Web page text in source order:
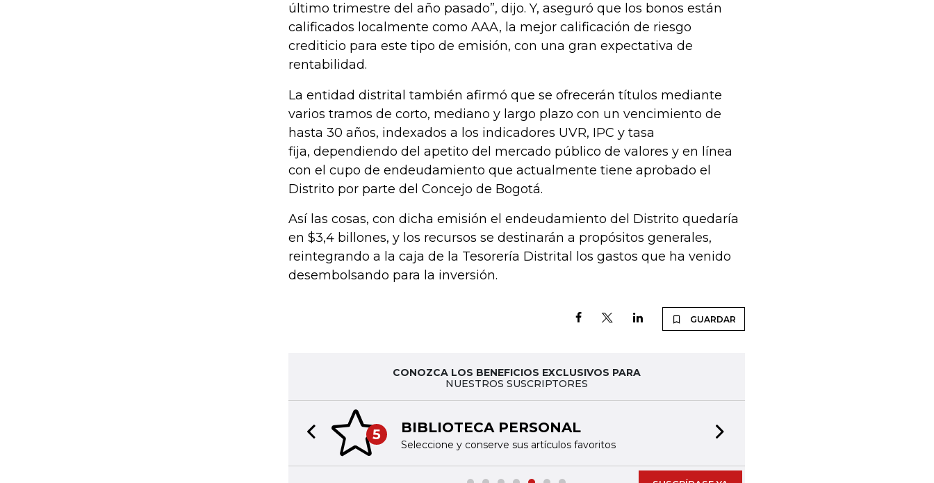
último trimestre del año pasado”, dijo. Y, aseguró que los bonos están
calificados localmente como AAA, la mejor calificación de riesgo
crediticio para este tipo de emisión, con una gran expectativa de
rentabilidad.
La entidad distrital también afirmó que se ofrecerán títulos mediante
varios tramos de corto, mediano y largo plazo con un vencimiento de
hasta 30 años, indexados a los indicadores UVR, IPC y tasa
fija, dependiendo del apetito del mercado público de valores y en línea
con el cupo de endeudamiento que actualmente tiene aprobado el
Distrito por parte del Concejo de Bogotá.
Así las cosas, con dicha emisión el endeudamiento del Distrito quedaría
en $3,4 billones, y los recursos se destinarán a propósitos generales,
reintegrando a la caja de la Tesorería Distrital los gastos que ha venido
desembolsando para la inversión.
GUARDAR
CONOZCA LOS BENEFICIOS EXCLUSIVOS PARA
NUESTROS SUSCRIPTORES
5 BIBLIOTECA PERSONAL
Seleccione y conserve sus artículos favoritos
Previous slide